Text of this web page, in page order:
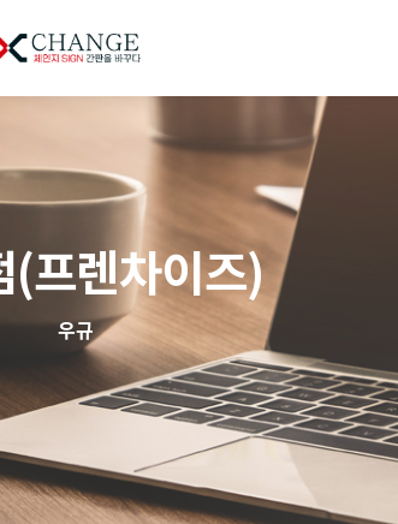
(프렌차이즈)
우규